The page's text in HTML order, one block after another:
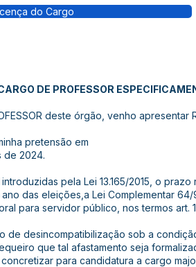
do Cargo
DE PROFESSOR
deste órgão, venho apresentar
pretensão em
de 2024.
pela Lei 13.165/2015, o
das eleições,a Lei Complementar
servidor público, nos termos art.
de desincompatibilização sob a
que tal afastamento seja
para candidatura a cargo